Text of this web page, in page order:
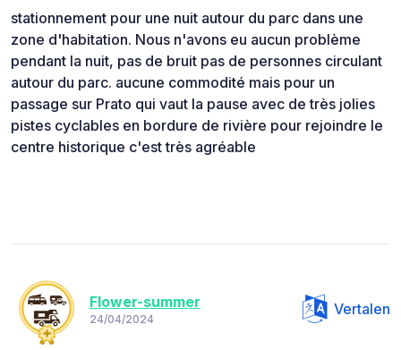
stationnement pour une nuit autour du parc dans une
zone d'habitation. Nous n'avons eu aucun problème
pendant la nuit, pas de bruit pas de personnes circulant
autour du parc. aucune commodité mais pour un
passage sur Prato qui vaut la pause avec de très jolies
pistes cyclables en bordure de rivière pour rejoindre le
centre historique c'est très agréable
Flower-summer
24/04/2024
Vertalen